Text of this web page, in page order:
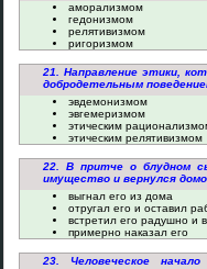
аморализмом
гедонизмом
релятивизмом
ригоризмом
21. Направление этики,
добродетельным
эвдемонизмом
эвгемеризмом
этическим
этическим релятивизмом
22. В притче о блудном
имущество и вернулся
выгнал его из дома
отругал его и оставил
встретил его радушно и
примерно наказал его
23. Человеческое